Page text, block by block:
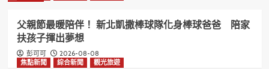
父親節最暖陪伴！ 新北凱撒棒球隊化身棒球爸爸 陪家
扶孩子揮出夢想
彭可可
2026-08-08
焦點新聞
綜合新聞 觀光旅遊